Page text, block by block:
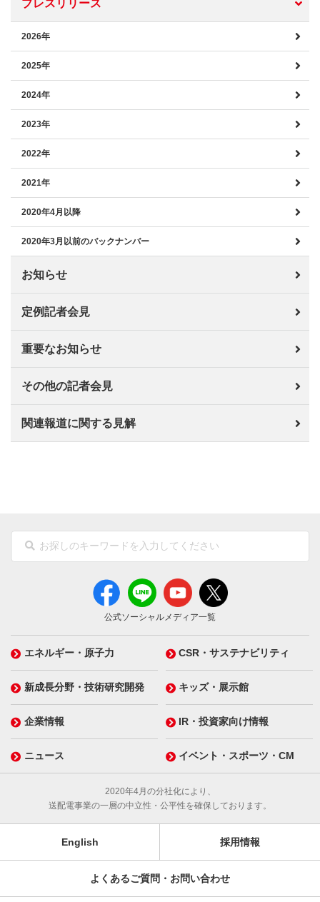
プレスリリース
2026年
2025年
2024年
2023年
2022年
2021年
2020年4月以降
2020年3月以前のバックナンバー
お知らせ
定例記者会見
重要なお知らせ
その他の記者会見
関連報道に関する見解
公式ソーシャルメディア一覧
エネルギー・原子力 CSR・サステナビリティ
新成長分野・技術研究開発 キッズ・展示館
企業情報 IR・投資家向け情報
ニュース イベント・スポーツ・CM
2020年4月の分社化により、
送配電事業の一層の中立性・公平性を確保しております。
English 採用情報
よくあるご質問・お問い合わせ